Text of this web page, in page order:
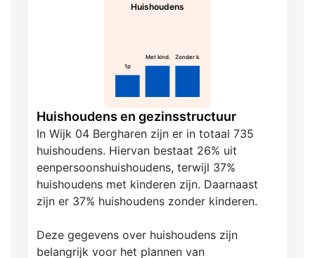
Huishoudens
1p
Met kind. Zonder k.
Huishoudens en gezinsstructuur
In Wijk 04 Bergharen zijn er in totaal 735
huishoudens. Hiervan bestaat 26% uit
eenpersoonshuishoudens, terwijl 37%
huishoudens met kinderen zijn. Daarnaast
zijn er 37% huishoudens zonder kinderen.
Deze gegevens over huishoudens zijn
belangrijk voor het plannen van